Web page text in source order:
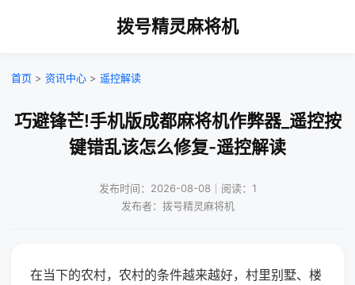
拨号精灵麻将机
首页 > 资讯中心 > 遥控解读
巧避锋芒!手机版成都麻将机作弊器_遥控按
键错乱该怎么修复-遥控解读
发布时间：2026-08-08｜阅读：1
发布者：拨号精灵麻将机
在当下的农村，农村的条件越来越好，村里别墅、楼